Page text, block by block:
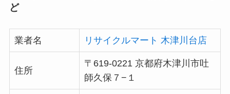
ど
業者名 リサイクルマート 木津川台店
住所
〒619-0221 京都府木津川市吐
師久保７−１